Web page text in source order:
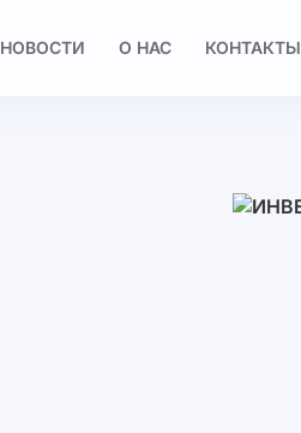
НОВОСТИ О НАС
КОНТАКТЫ